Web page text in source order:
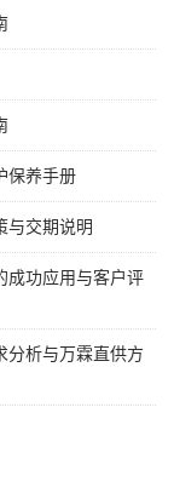
保养手册
与交期说明
成功应用与客户评
分析与万霖直供方